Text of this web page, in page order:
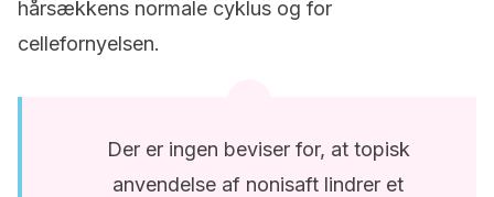
hårsækkens normale cyklus og for
cellefornyelsen.
Der er ingen beviser for, at topisk
anvendelse af nonisaft lindrer et